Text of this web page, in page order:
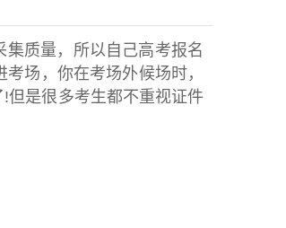
质量，所以自己高考报名
场，你在考场外候场时，
但是很多考生都不重视证件